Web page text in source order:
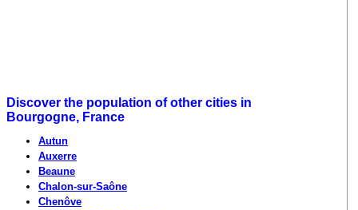
Discover the population of other cities in
Bourgogne, France
Autun
Auxerre
Beaune
Chalon-sur-Saône
Chenôve